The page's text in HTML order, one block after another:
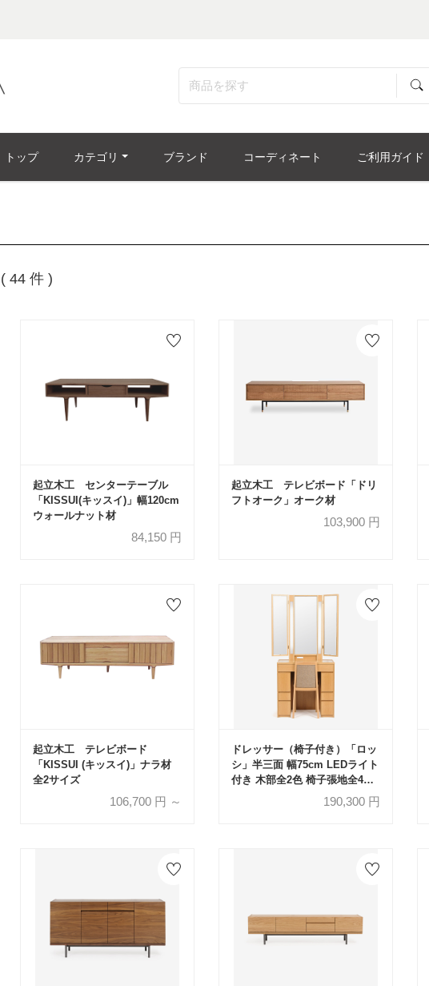
トップ カテゴリ ブランド コーディネート ご利用ガイド
( 44 件 )
起立木工 センターテーブル
「KISSUI(キッスイ)」幅120cm
ウォールナット材
84,150円
起立木工 テレビボード「ドリ
フトオーク」オーク材
103,900 円
起立木工 テレビボード
「KISSUI (キッスイ)」ナラ材
全2サイズ
106,700円 ～
ドレッサー（椅子付き）「ロッ
シ」半三面 幅75cm LEDライト
付き 木部全2色 椅子張地全4色
190,300 円